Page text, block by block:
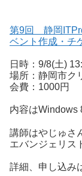
第9回 静岡
ベント作成・チ
日時：9/8(土)
場所：静岡市ク
会費：1000円
内容はWindows
講師はやじゅさ
エバンジェリス
詳細、申し込み